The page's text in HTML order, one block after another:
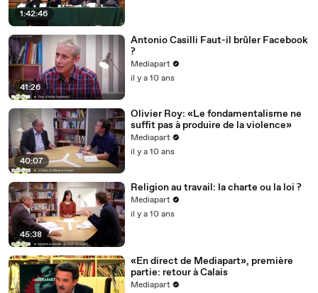
1:42:46
41:26
Antonio Casilli Faut-il brûler Facebook
?
Mediapart
il y a 10 ans
40:07
Olivier Roy: «Le fondamentalisme ne
suffit pas à produire de la violence»
Mediapart
il y a 10 ans
45:38
Religion au travail: la charte ou la loi ?
Mediapart
il y a 10 ans
«En direct de Mediapart», première
partie: retour à Calais
Mediapart